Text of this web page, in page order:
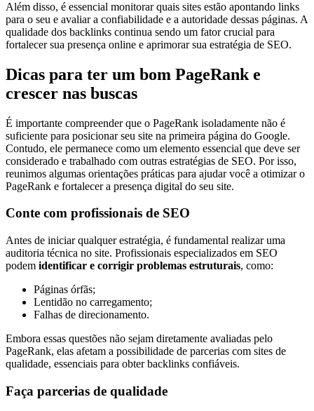
Além disso, é essencial monitorar quais sites estão apontando links
para o seu e avaliar a confiabilidade e a autoridade dessas páginas. A
qualidade dos backlinks continua sendo um fator crucial para
fortalecer sua presença online e aprimorar sua estratégia de SEO.
Dicas para ter um bom PageRank e
crescer nas buscas
É importante compreender que o PageRank isoladamente não é
suficiente para posicionar seu site na primeira página do Google.
Contudo, ele permanece como um elemento essencial que deve ser
considerado e trabalhado com outras estratégias de SEO. Por isso,
reunimos algumas orientações práticas para ajudar você a otimizar o
PageRank e fortalecer a presença digital do seu site.
Conte com profissionais de SEO
Antes de iniciar qualquer estratégia, é fundamental realizar uma
auditoria técnica no site. Profissionais especializados em SEO
podem identificar e corrigir problemas estruturais, como:
Páginas órfãs;
Lentidão no carregamento;
Falhas de direcionamento.
Embora essas questões não sejam diretamente avaliadas pelo
PageRank, elas afetam a possibilidade de parcerias com sites de
qualidade, essenciais para obter backlinks confiáveis.
Faça parcerias de qualidade